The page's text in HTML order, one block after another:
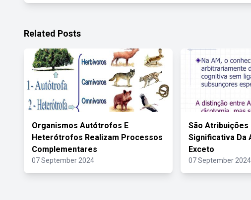
Related Posts
Organismos Autótrofos E
Heterótrofos Realizam Processos
Complementares
07 September 2024
São Atribuições
Significativa Da
Exceto
07 September 2024